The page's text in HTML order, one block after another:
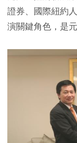
證券、國際紐約
演關鍵角色，是